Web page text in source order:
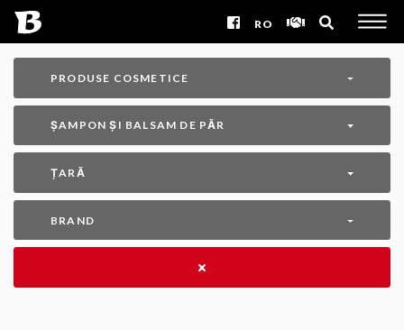
RO
PRODUSE COSMETICE
ȘAMPON ȘI BALSAM DE PĂR
ȚARĂ
BRAND